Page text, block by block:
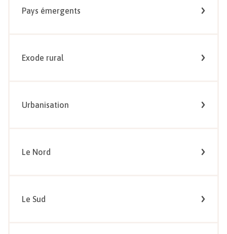
Pays émergents
Exode rural
Urbanisation
Le Nord
Le Sud